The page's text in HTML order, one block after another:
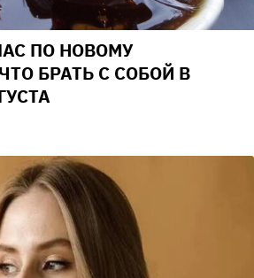
ПО НОВОМУ
БРАТЬ С СОБОЙ В